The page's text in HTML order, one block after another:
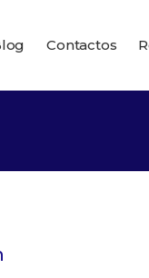
Contactos